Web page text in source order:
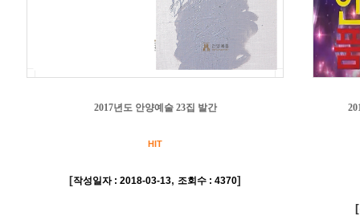
2017년도 안양예술 23집 발간
HIT
[작성일자 : 2018-03-13, 조회수 : 4370]
[